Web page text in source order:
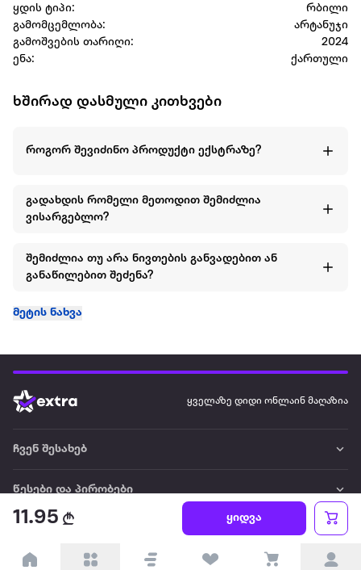
11.95 ყიდვა
ყდის ტიპი:
რბილი
გამომცემლობა:
არტანუჯი
გამოშვების თარიღი:
2024
ენა:
ქართული
ხშირად დასმული კითხვები
როგორ შევიძინო პროდუქტი ექსტრაზე?
გადახდის რომელი მეთოდით შემიძლია
ვისარგებლო?
შემიძლია თუ არა ნივთების განვადებით ან
განაწილებით შეძენა?
მეტის ნახვა
ყველაზე დიდი ონლაინ მაღაზია
ჩვენ შესახებ
წესები და პირობები